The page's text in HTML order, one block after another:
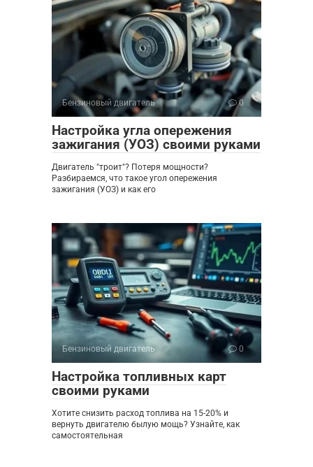
Бензиновый двигатель 0
Настройка угла опережения
зажигания (УОЗ) своими руками
Двигатель "троит"? Потеря мощности?
Разбираемся, что такое угол опережения
зажигания (УОЗ) и как его
Бензиновый двигатель 0
Настройка топливных карт
своими руками
Хотите снизить расход топлива на 15-20% и
вернуть двигателю былую мощь? Узнайте, как
самостоятельная